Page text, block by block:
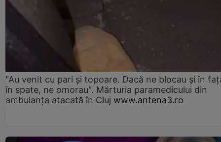
"Au venit cu pari și topoare. Dacă ne blocau şi în
în spate, ne omorau". Mărturia paramedicului din
ambulanţa atacată în Cluj www.antena3.ro